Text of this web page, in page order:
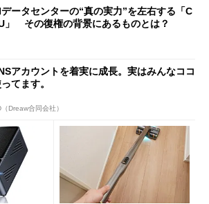
ータセンターの“真の実力”を左右する「C
」 その復権の背景にあるものとは？
アカウントを着実に成長。実はみんなココ
てます。
Dreaw合同会社）